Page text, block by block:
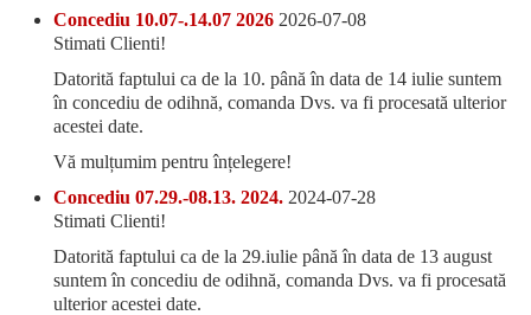
Concediu 10.07-.14.07 2026 2026-07-08
Stimati Clienti!
Datorită faptului ca de la 10. până în data de 14 iulie suntem
în concediu de odihnă, comanda Dvs. va fi procesată ulterior
acestei date.
Vă mulțumim pentru înțelegere!
Concediu 07.29.-08.13. 2024. 2024-07-28
Stimati Clienti!
Datorită faptului ca de la 29.iulie până în data de 13 august
suntem în concediu de odihnă, comanda Dvs. va fi procesată
ulterior acestei date.